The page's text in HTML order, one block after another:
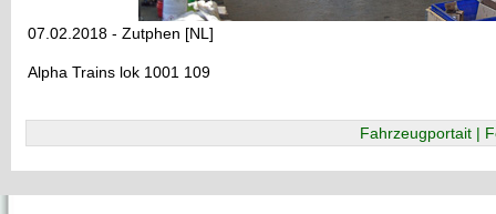
07.02.2018 - Zutphen [NL]
Alpha Trains lok 1001 109
Fahrzeugportait |